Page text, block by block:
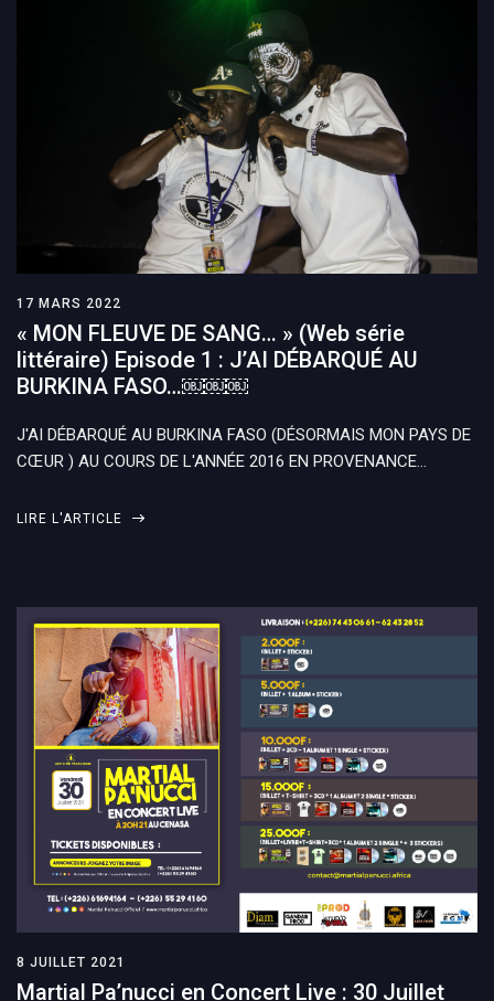
17 MARS 2022
« MON FLEUVE DE SANG… » (Web série
littéraire) Episode 1 : J’AI DÉBARQUÉ AU
BURKINA FASO…￼￼￼
J'AI DÉBARQUÉ AU BURKINA FASO (DÉSORMAIS MON PAYS DE
CŒUR ) AU COURS DE L'ANNÉE 2016 EN PROVENANCE…
LIRE L'ARTICLE
8 JUILLET 2021
Martial Pa’nucci en Concert Live : 30 Juillet